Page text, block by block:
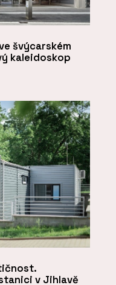
švýcarském
kaleidoskop
v Jihlavě